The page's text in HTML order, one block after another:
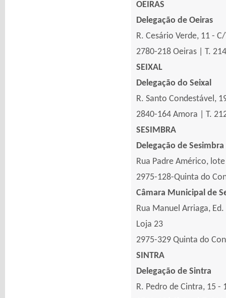
OEIRAS
Delegação de Oeiras
R. Cesário Verde, 11 -
2780-218 Oeiras | T.
SEIXAL
Delegação do Seixal
R. Santo Condestável,
2840-164 Amora | T.
SESIMBRA
Delegação de Sesimbra
Rua Padre Américo,
2975-128-Quinta do
Câmara Municipal de
Rua Manuel Arriaga,
Loja 23
2975-329 Quinta do
SINTRA
Delegação de Sintra
R. Pedro de Cintra, 15 -